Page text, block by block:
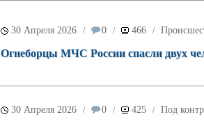
30 Апреля 2026 / 0 / 466 /
Огнеборцы МЧС России спасли двух
30 Апреля 2026 / 0 / 425 / Под